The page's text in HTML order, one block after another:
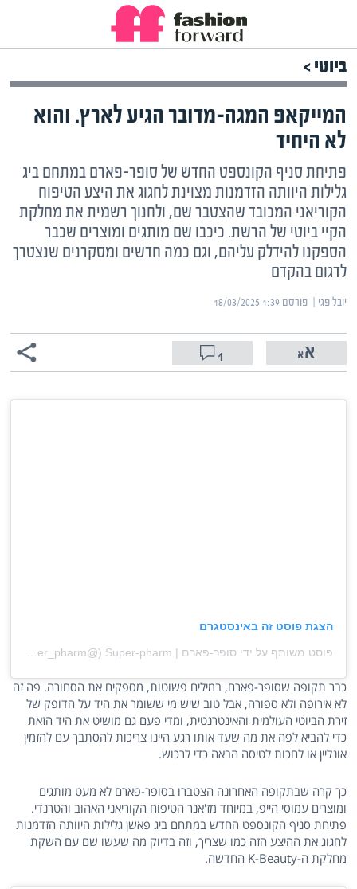
ביוטי >
המייקאפ המגה-מדובר הגיע לארץ. והוא
לא היחיד
פתיחת סניף הקונספט החדש של סופר-פארם במתחם ביג
גלילות היוותה הזדמנות מצוינת לחגוג את היצע הטיפוח
הקוריאני המכובד שהצטבר שם, ולחנוך רשמית את מחלקת
הקיי ביוטי של הרשת. כיכבו שם מותגים ומוצרים שכבר
הספקנו להידלק עליהם, וגם כמה חדשים ומסקרנים שנצטרך
לדגום בהקדם
יובל פגי | ‏פורסם ‎18/03/2025 1:39
1
הצגת פוסט זה באינסטגרם
פוסט משותף על ידי ‏‎סופר-פארם | Super-pharm‎‏ (@‏‎super_pharm‎‏)
כבר תקופה שסופר-פארם, במילים פשוטות, מספקים את הסחורה. פה זה
לא אירופה ולא ספורה, אבל טוב שיש מי ששומר את היד על הדופק של
זירת הביוטי העולמית והאינטרנטית, ומדי פעם גם מושיט את היד הזאת
כדי להביא לפה את מה שעד אותו רגע היינו צריכות להסתבך עם להזמין
אונליין או לחכות לטיסה הבאה כדי לרכוש.
כך קרה שבתקופה האחרונה הצטברו בסופר-פארם לא מעט מותגים
ומוצרים עמוסי הייפ, במיוחד מז'אנר הטיפוח הקוריאני האהוב והטרנדי.
פתיחת סניף הקונספט החדש במתחם ביג פאשן גלילות היוותה הזדמנות
לחגוג את ההיצע הזה כמו שצריך, וזה בדיוק מה שעשו שם עם השקת
מחלקת ה-K-Beauty החדשה.